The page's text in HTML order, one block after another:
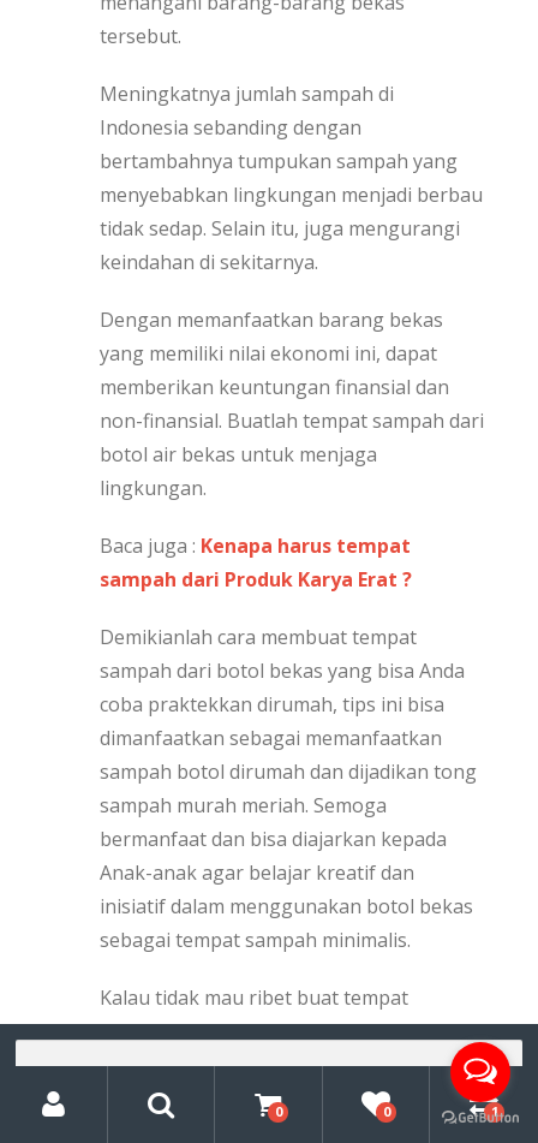
tersebut.
Meningkatnya jumlah sampah di
Indonesia sebanding dengan
bertambahnya tumpukan sampah yang
menyebabkan lingkungan menjadi berbau
tidak sedap. Selain itu, juga mengurangi
keindahan di sekitarnya.
Dengan memanfaatkan barang bekas
yang memiliki nilai ekonomi ini, dapat
memberikan keuntungan finansial dan
non-finansial. Buatlah tempat sampah dari
botol air bekas untuk menjaga
lingkungan.
Baca juga : Kenapa harus tempat
sampah dari Produk Karya Erat ?
Demikianlah cara membuat tempat
sampah dari botol bekas yang bisa Anda
coba praktekkan dirumah, tips ini bisa
dimanfaatkan sebagai memanfaatkan
sampah botol dirumah dan dijadikan tong
sampah murah meriah. Semoga
bermanfaat dan bisa diajarkan kepada
Anak-anak agar belajar kreatif dan
inisiatif dalam menggunakan botol bekas
sebagai tempat sampah minimalis.
Kalau tidak mau ribet buat tempat
sampah dari botol bekas, kami
menyediakan tempat sampah dengan
kualitas terbaik mulai dari tempat sampah
fiberglass, tempat sampah plastik HDPE,
Account
Pencarian
untuk:
0 0 1